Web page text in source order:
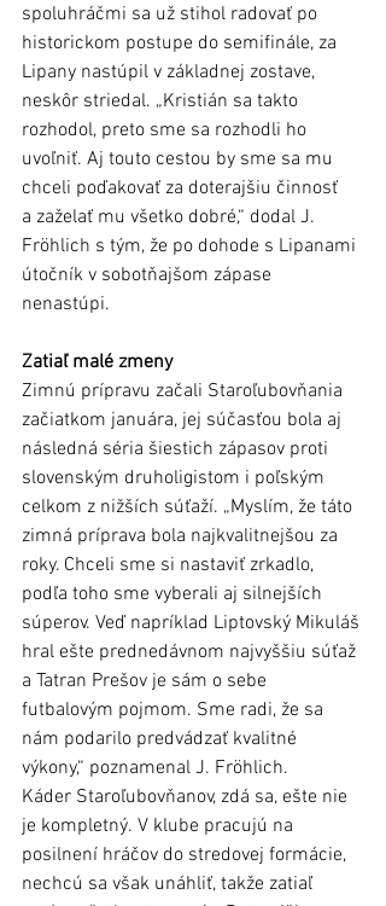
spoluhráčmi sa už stihol radovať po
historickom postupe do semifinále, za
Lipany nastúpil v základnej zostave,
neskôr striedal. „Kristián sa takto
rozhodol, preto sme sa rozhodli ho
uvoľniť. Aj touto cestou by sme sa mu
chceli poďakovať za doterajšiu činnosť
a zaželať mu všetko dobré,“ dodal J.
Fröhlich s tým, že po dohode s Lipanami
útočník v sobotňajšom zápase
nenastúpi.
Zatiaľ malé zmeny
Zimnú prípravu začali Staroľubovňania
začiatkom januára, jej súčasťou bola aj
následná séria šiestich zápasov proti
slovenským druholigistom i poľským
celkom z nižších súťaží. „Myslím, že táto
zimná príprava bola najkvalitnejšou za
roky. Chceli sme si nastaviť zrkadlo,
podľa toho sme vyberali aj silnejších
súperov. Veď napríklad Liptovský Mikuláš
hral ešte prednedávnom najvyššiu súťaž
a Tatran Prešov je sám o sebe
futbalovým pojmom. Sme radi, že sa
nám podarilo predvádzať kvalitné
výkony,“ poznamenal J. Fröhlich.
Káder Staroľubovňanov, zdá sa, ešte nie
je kompletný. V klube pracujú na
posilnení hráčov do stredovej formácie,
nechcú sa však unáhliť, takže zatiaľ